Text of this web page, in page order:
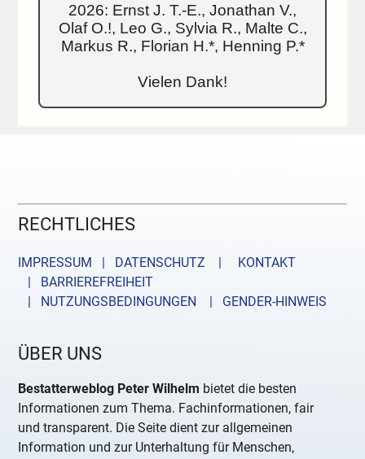
2026: Ernst J. T.-E., Jonathan V.,
Olaf O.!, Leo G., Sylvia R., Malte C.,
Markus R., Florian H.*, Henning P.*
Vielen Dank!
RECHTLICHES
IMPRESSUM | DATENSCHUTZ |
KONTAKT
| BARRIEREFREIHEIT
| NUTZUNGSBEDINGUNGEN
| GENDER-HINWEIS
ÜBER UNS
Bestatterweblog Peter Wilhelm bietet die besten
Informationen zum Thema. Fachinformationen, fair
und transparent. Die Seite dient zur allgemeinen
Information und zur Unterhaltung für Menschen,